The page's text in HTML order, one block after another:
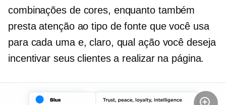
combinações de cores, enquanto também
presta atenção ao tipo de fonte que você usa
para cada uma e, claro, qual ação você deseja
incentivar seus clientes a realizar na página.